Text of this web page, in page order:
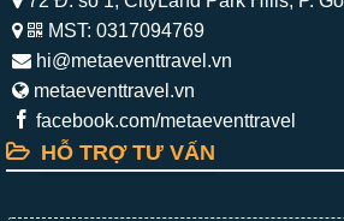
MST: 0317094769
hi@metaeventtravel.vn
metaeventtravel.vn
facebook.com/metaeventtravel
HỖ TRỢ TƯ VẤN